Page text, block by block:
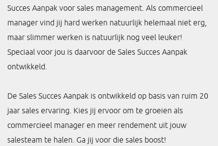
Succes Aanpak voor sales management. Als commercieel
manager vind jij hard werken natuurlijk helemaal niet erg,
maar slimmer werken is natuurlijk nog veel leuker!
Speciaal voor jou is daarvoor de Sales Succes Aanpak
ontwikkeld.
De Sales Succes Aanpak is ontwikkeld op basis van ruim 20
jaar sales ervaring. Kies jij ervoor om te groeien als
commercieel manager en meer rendement uit jouw
salesteam te halen. Ga jij voor die sales boost!